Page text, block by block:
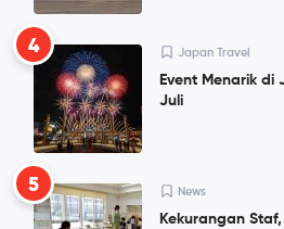
4 Japan Travel
Event Menarik di
Juli
5 News
Kekurangan